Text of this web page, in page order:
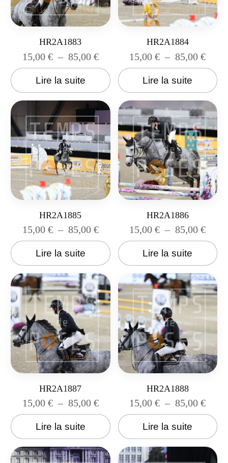
HR2A1883
15,00 € – 85,00 €
Lire la suite
HR2A1884
15,00€ – 85,00€
Lire la suite
HR2A1885
15,00 € – 85,00 €
Lire la suite
HR2A1886
15,00€ – 85,00€
Lire la suite
HR2A1887
15,00 € – 85,00 €
Lire la suite
HR2A1888
15,00€ – 85,00€
Lire la suite